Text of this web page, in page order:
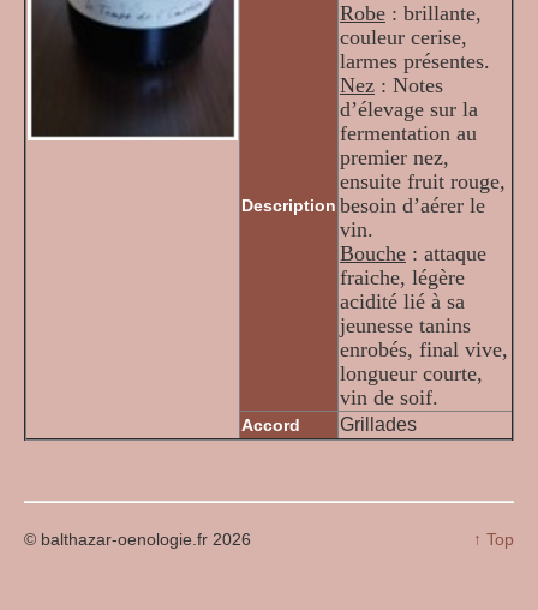
Description
Robe : brillante,
couleur cerise,
larmes présentes.
Nez : Notes
d’élevage sur la
fermentation au
premier nez,
ensuite fruit rouge,
besoin d’aérer le
vin.
Bouche : attaque
fraiche, légère
acidité lié à sa
jeunesse tanins
enrobés, final vive,
longueur courte,
vin de soif.
Accord Grillades
↑ Top
© balthazar-oenologie.fr 2026